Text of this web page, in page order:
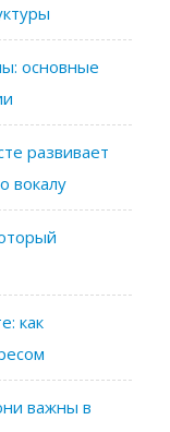
основные
развивает
вокалу
как
важны в